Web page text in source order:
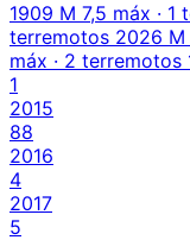
1909 M 7,5 máx · 1
terremotos 2026
máx · 2 terremotos
1
2015
88
2016
4
2017
5